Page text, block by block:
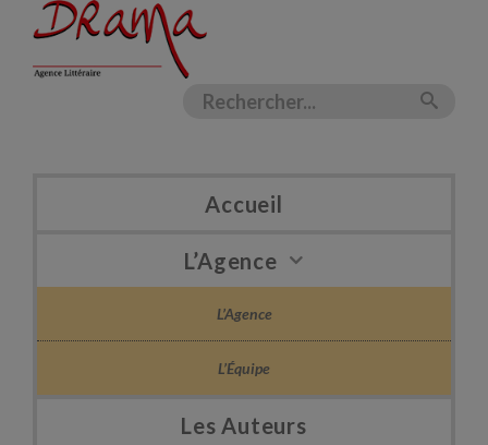
Accueil
L’Agence
L’Agence
L’Équipe
Les Auteurs